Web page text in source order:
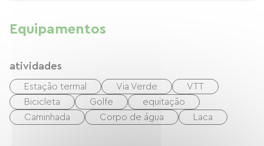
Equipamentos
atividades
Estação termal Via Verde
VTT
Bicicleta
Golfe
equitação
Caminhada
Corpo de água Laca